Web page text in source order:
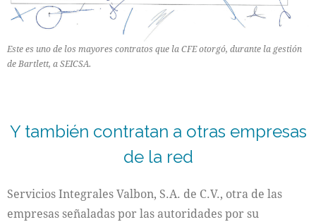
Este es uno de los mayores contratos que la CFE otorgó, durante la gestión
de Bartlett, a SEICSA.
Y también contratan a otras empresas
de la red
Servicios Integrales Valbon, S.A. de C.V., otra de las
empresas señaladas por las autoridades por su